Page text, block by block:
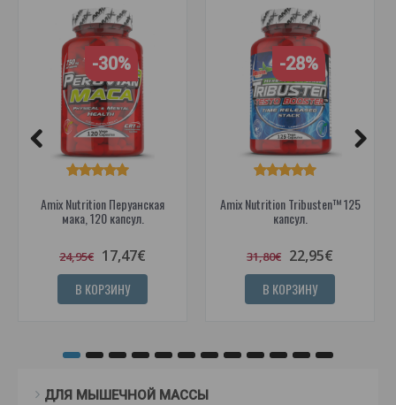
-30%
Amix Nutrition Перуанская
мака, 120 капсул.
24,95€ 17,47€
В КОРЗИНУ
-28%
Amix Nutrition Tribusten™ 125
капсул.
31,80€ 22,95€
В КОРЗИНУ
ДЛЯ МЫШЕЧНОЙ МАССЫ